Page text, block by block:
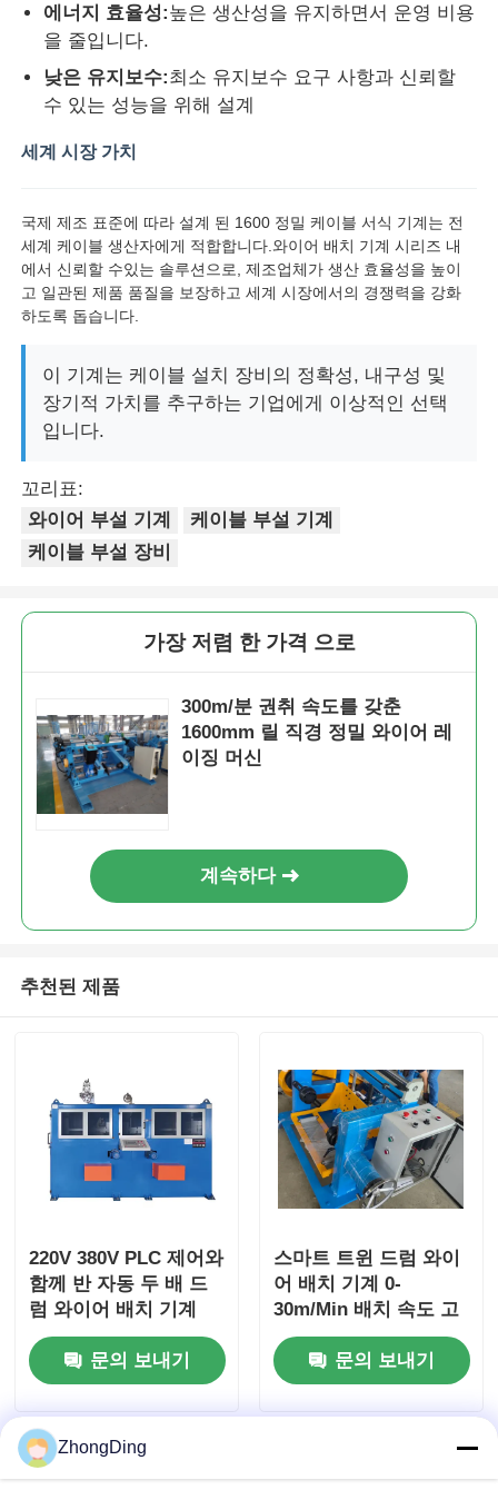
에너지 효율성:높은 생산성을 유지하면서 운영 비용
을 줄입니다.
낮은 유지보수:최소 유지보수 요구 사항과 신뢰할
수 있는 성능을 위해 설계
세계 시장 가치
국제 제조 표준에 따라 설계 된 1600 정밀 케이블 서식 기계는 전
세계 케이블 생산자에게 적합합니다.와이어 배치 기계 시리즈 내
에서 신뢰할 수있는 솔루션으로, 제조업체가 생산 효율성을 높이
고 일관된 제품 품질을 보장하고 세계 시장에서의 경쟁력을 강화
하도록 돕습니다.
이 기계는 케이블 설치 장비의 정확성, 내구성 및
장기적 가치를 추구하는 기업에게 이상적인 선택
입니다.
꼬리표:
와이어 부설 기계
케이블 부설 기계
케이블 부설 장비
가장 저렴 한 가격 으로
300m/분 권취 속도를 갖춘
1600mm 릴 직경 정밀 와이어 레
이징 머신
계속하다
추천된 제품
220V 380V PLC 제어와
함께 반 자동 두 배 드
럼 와이어 배치 기계
문의 보내기
스마트 트윈 드럼 와이
어 배치 기계 0-
30m/Min 배치 속도 고
품질 철 프레임
문의 보내기
ZhongDing